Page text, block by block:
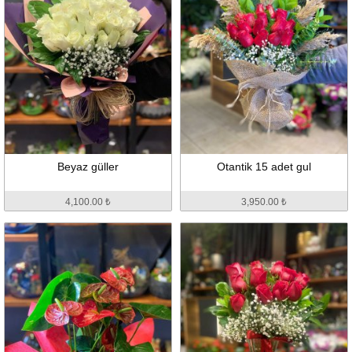
Beyaz güller
4,100.00 ₺
Otantik 15 adet gul
3,950.00 ₺